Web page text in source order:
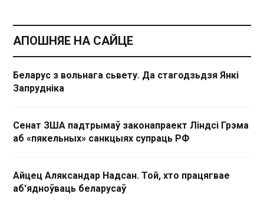
АПОШНЯЕ НА САЙЦЕ
Беларус з вольнага сьвету. Да стагодзьдзя Янкі
Запрудніка
Сенат ЗША падтрымаў законапраект Ліндсі Грэма
аб «пякельных» санкцыях супраць РФ
Айцец Аляксандар Надсан. Той, хто працягвае
аб'ядноўваць беларусаў